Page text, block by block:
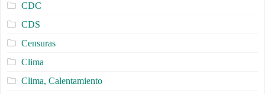
CDC
CDS
Censuras
Clima
Clima, Calentamiento